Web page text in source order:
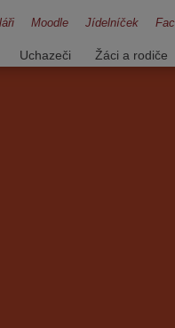
Moodle Jídelníček
Uchazeči Žáci a rodiče